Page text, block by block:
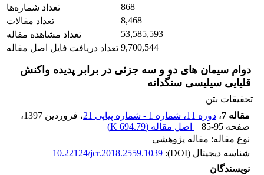
تعداد شماره‌ها
868
تعداد مقالات
8,468
تعداد مشاهده مقاله
53,585,593
تعداد دریافت فایل اصل مقاله 9,700,544
دوام سیمان های دو و سه جزئی در برابر پدیده واکنش
قلیایی سیلیسی سنگدانه
تحقیقات بتن
مقاله 7
، دوره 11، شماره 1 - شماره پیاپی 21 ، فروردین 1397
،
صفحه 85-95 اصل مقاله (694.79 K
)
نوع مقاله: مقاله پژوهشی
شناسه دیجیتال (DOI):
10.22124/jcr.2018.2559.1039
نویسندگان